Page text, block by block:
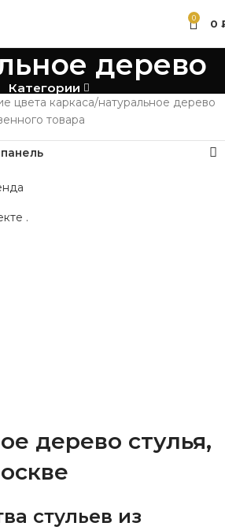
0 0
дерево
Категории
цвета каркаса натуральное дерево
товара
дерево стулья,
стульев из